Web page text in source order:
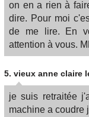
on en a rien à
dire. Pour moi
de me lire. En
attention à vous.
5. vieux anne claire
je suis retraitée
machine a coudre